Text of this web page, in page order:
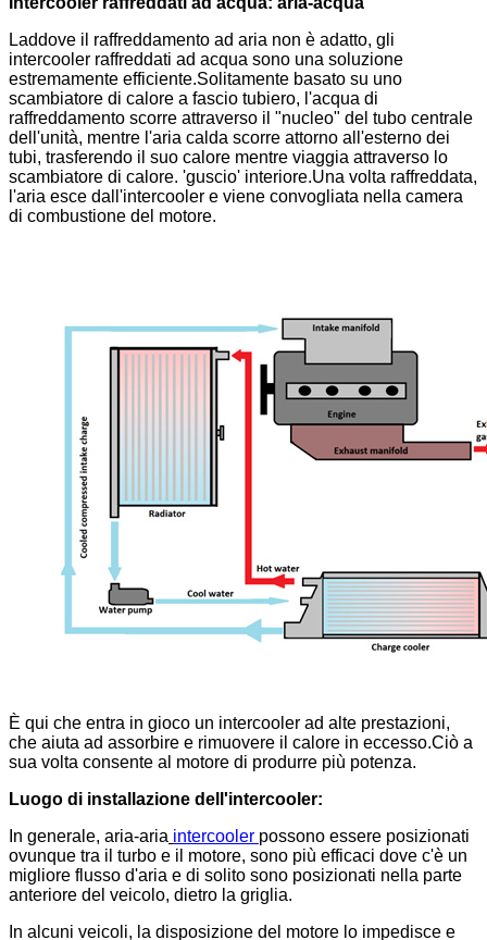
Laddove il raffreddamento ad aria non è adatto, gli
intercooler raffreddati ad acqua sono una soluzione
estremamente efficiente.Solitamente basato su uno
scambiatore di calore a fascio tubiero, l'acqua di
raffreddamento scorre attraverso il "nucleo" del tubo centrale
dell'unità, mentre l'aria calda scorre attorno all'esterno dei
tubi, trasferendo il suo calore mentre viaggia attraverso lo
scambiatore di calore. 'guscio' interiore.Una volta raffreddata,
l'aria esce dall'intercooler e viene convogliata nella camera
di combustione del motore.
È qui che entra in gioco un intercooler ad alte prestazioni,
che aiuta ad assorbire e rimuovere il calore in eccesso.Ciò a
sua volta consente al motore di produrre più potenza.
Luogo di installazione dell'intercooler:
In generale, aria-aria intercooler possono essere posizionati
ovunque tra il turbo e il motore, sono più efficaci dove c'è un
migliore flusso d'aria e di solito sono posizionati nella parte
anteriore del veicolo, dietro la griglia.
In alcuni veicoli, la disposizione del motore lo impedisce e